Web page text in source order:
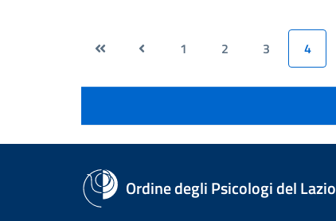
1 2 3 4
Ordine degli Psicologi del Lazio